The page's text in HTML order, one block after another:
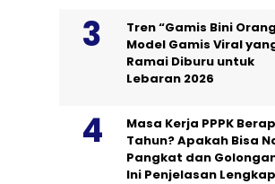
Tren “Gamis Bini
Model Gamis Viral
Ramai Diburu untuk
Lebaran 2026
Masa Kerja PPPK
Tahun? Apakah Bisa
Pangkat dan
Ini Penjelasan Lengkap